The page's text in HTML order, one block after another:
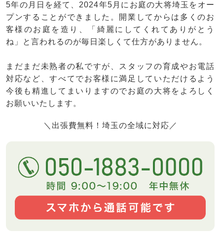
5年の月日を経て、2024年5月にお庭の大将埼玉をオー
プンすることができました。開業してからは多くのお
客様のお庭を造り、「綺麗にしてくれてありがとう
ね」と言われるのが毎日楽しくて仕方がありません。
まだまだ未熟者の私ですが、スタッフの育成やお電話
対応など、すべてでお客様に満足していただけるよう
今後も精進してまいりますのでお庭の大将をよろしく
お願いいたします。
＼出張費無料！埼玉の全域に対応／